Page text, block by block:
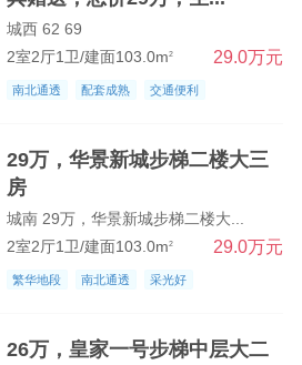
城西 62 69
2室2厅1卫/建面103.0m2 29.0万元
南北通透 配套成熟 交通便利
29万，华景新城步梯二楼大三
房
城南 29万，华景新城步梯二楼大...
2室2厅1卫/建面103.0m2 29.0万元
繁华地段 南北通透 采光好
26万，皇家一号步梯中层大二